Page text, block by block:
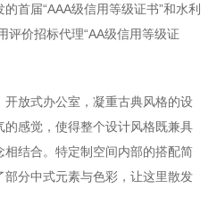
首届“AAA级信用等级证书”和水利
评价招标代理“AA级信用等级证
开放式办公室，凝重古典风格的设
感觉，使得整个设计风格既兼具
结合。特定制空间内部的搭配简
分中式元素与色彩，让这里散发